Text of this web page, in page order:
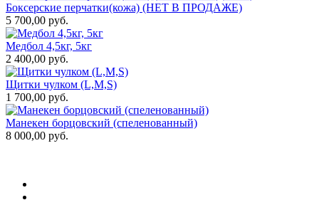
Боксерские перчатки(кожа) (НЕТ В ПРОДАЖЕ)
5 700,00 руб.
Медбол 4,5кг, 5кг
2 400,00 руб.
Щитки чулком (L,M,S)
1 700,00 руб.
Манекен борцовский (спеленованный)
8 000,00 руб.